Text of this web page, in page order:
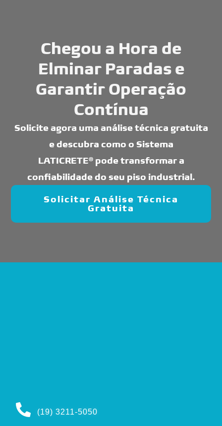
Chegou a Hora de
Elminar Paradas e
Garantir Operação
Contínua
Solicite agora uma análise técnica gratuita
e descubra como o Sistema
LATICRETE® pode transformar a
confiabilidade do seu piso industrial.
Solicitar Análise Técnica
Gratuita
(19) 3211-5050